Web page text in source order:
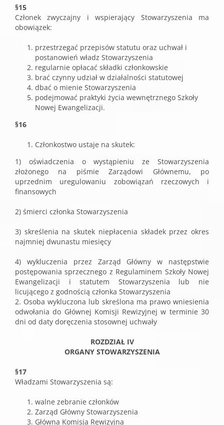
§15
Członek zwyczajny i wspierający Stowarzyszenia ma
obowiązek:
przestrzegać przepisów statutu oraz uchwał i
postanowień władz Stowarzyszenia
regularnie opłacać składki członkowskie
brać czynny udział w działalności statutowej
dbać o mienie Stowarzyszenia
podejmować praktyki życia wewnętrznego Szkoły
Nowej Ewangelizacji.
§16
Członkostwo ustaje na skutek:
1) oświadczenia o wystąpieniu ze Stowarzyszenia
złożonego na piśmie Zarządowi Głównemu, po
uprzednim uregulowaniu zobowiązań rzeczowych i
finansowych
2) śmierci członka Stowarzyszenia
3) skreślenia na skutek niepłacenia składek przez okres
najmniej dwunastu miesięcy
4) wykluczenia przez Zarząd Główny w następstwie
postępowania sprzecznego z Regulaminem Szkoły Nowej
Ewangelizacji i statutem Stowarzyszenia lub nie
licującego z godnością członka Stowarzyszenia
2. Osoba wykluczona lub skreślona ma prawo wniesienia
odwołania do Głównej Komisji Rewizyjnej w terminie 30
dni od daty doręczenia stosownej uchwały
ROZDZIAŁ IV
ORGANY STOWARZYSZENIA
§17
Władzami Stowarzyszenia są:
walne zebranie członków
Zarząd Główny Stowarzyszenia
Główna Komisja Rewizyjna